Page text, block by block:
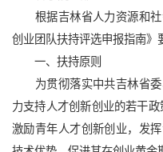
根据吉林省人力资源和社
创业团队扶持评选申报指南》
一、扶持原则
为贯彻落实中共吉林省委
力支持人才创新创业的若干
激励青年人才创新创业，发